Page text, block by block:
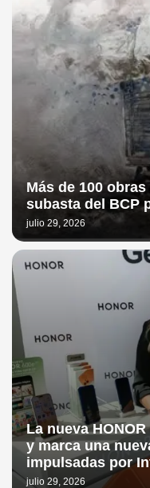
Más de 100
subasta del BCP
julio 29, 2026
La nueva
y marca una
impulsadas por
julio 29, 2026